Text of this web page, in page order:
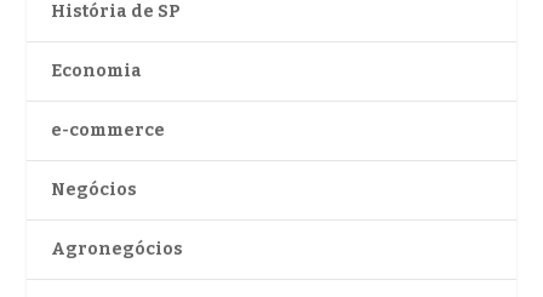
História de SP
Economia
e-commerce
Negócios
Agronegócios